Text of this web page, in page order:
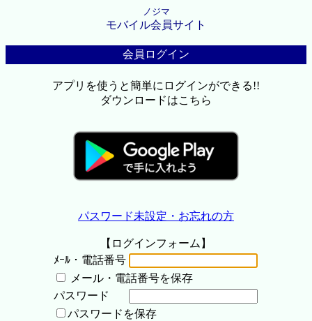
ノジマ
モバイル会員サイト
会員ログイン
アプリを使うと簡単にログインができる!!
ダウンロードはこちら
パスワード未設定・お忘れの方
【ログインフォーム】
ﾒｰﾙ・電話番号
メール・電話番号を保存
パスワード
パスワードを保存